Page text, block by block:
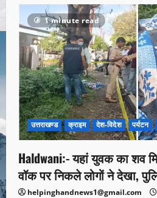
1 minute read
उत्तराखण्ड क्राइम देश-विदेश पर्यटन
Haldwani:- यहां युवक का शव
वॉक पर निकले लोगों ने देखा,
helpinghandnews1@gmail.com